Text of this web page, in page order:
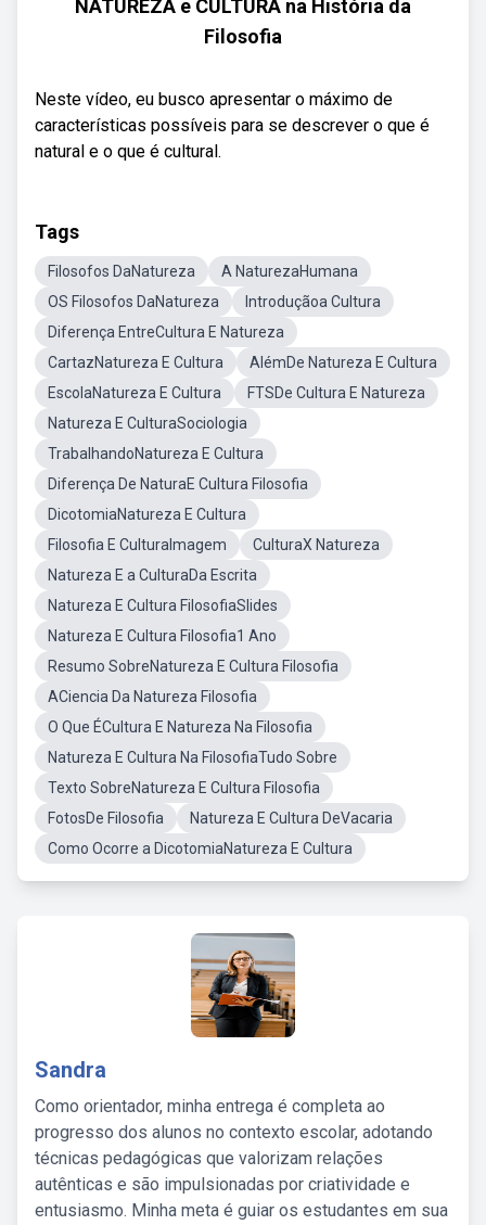
NATUREZA e CULTURA na História da
Filosofia
Neste vídeo, eu busco apresentar o máximo de
características possíveis para se descrever o que é
natural e o que é cultural.
Tags
Filosofos DaNatureza
A NaturezaHumana
OS Filosofos DaNatureza
Introduçãoa Cultura
Diferença EntreCultura E Natureza
CartazNatureza E Cultura
AlémDe Natureza E Cultura
EscolaNatureza E Cultura
FTSDe Cultura E Natureza
Natureza E CulturaSociologia
TrabalhandoNatureza E Cultura
Diferença De NaturaE Cultura Filosofia
DicotomiaNatureza E Cultura
Filosofia E CulturaImagem
CulturaX Natureza
Natureza E a CulturaDa Escrita
Natureza E Cultura FilosofiaSlides
Natureza E Cultura Filosofia1 Ano
Resumo SobreNatureza E Cultura Filosofia
ACiencia Da Natureza Filosofia
O Que ÉCultura E Natureza Na Filosofia
Natureza E Cultura Na FilosofiaTudo Sobre
Texto SobreNatureza E Cultura Filosofia
FotosDe Filosofia
Natureza E Cultura DeVacaria
Como Ocorre a DicotomiaNatureza E Cultura
Sandra
Como orientador, minha entrega é completa ao
progresso dos alunos no contexto escolar, adotando
técnicas pedagógicas que valorizam relações
autênticas e são impulsionadas por criatividade e
entusiasmo. Minha meta é guiar os estudantes em sua